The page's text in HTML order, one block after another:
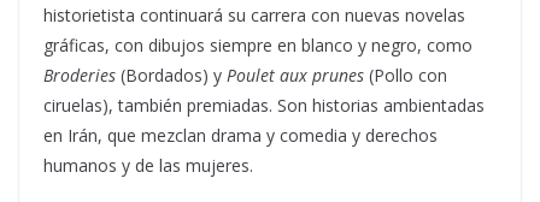
historietista continuará su carrera con nuevas novelas
gráficas, con dibujos siempre en blanco y negro, como
Broderies (Bordados) y Poulet aux prunes (Pollo con
ciruelas), también premiadas. Son historias ambientadas
en Irán, que mezclan drama y comedia y derechos
humanos y de las mujeres.